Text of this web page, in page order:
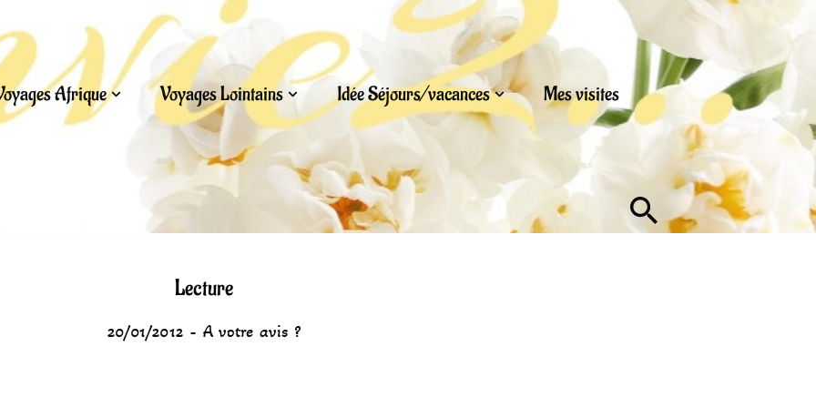
Afrique Voyages Lointains Idée Séjours/vacances Mes visites
Lecture
20/01/2012 A votre avis ?